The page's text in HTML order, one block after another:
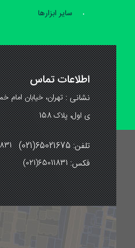
سایر ابزارها
اطلاعات تماس
نشانی :تهران، خیابان امام
ی اول، پلاک 158
تلفن: 65021675(021)
فکس:(021)65011831